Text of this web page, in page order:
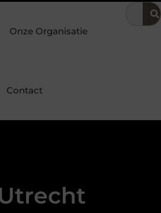
Onze Organisatie
Contact